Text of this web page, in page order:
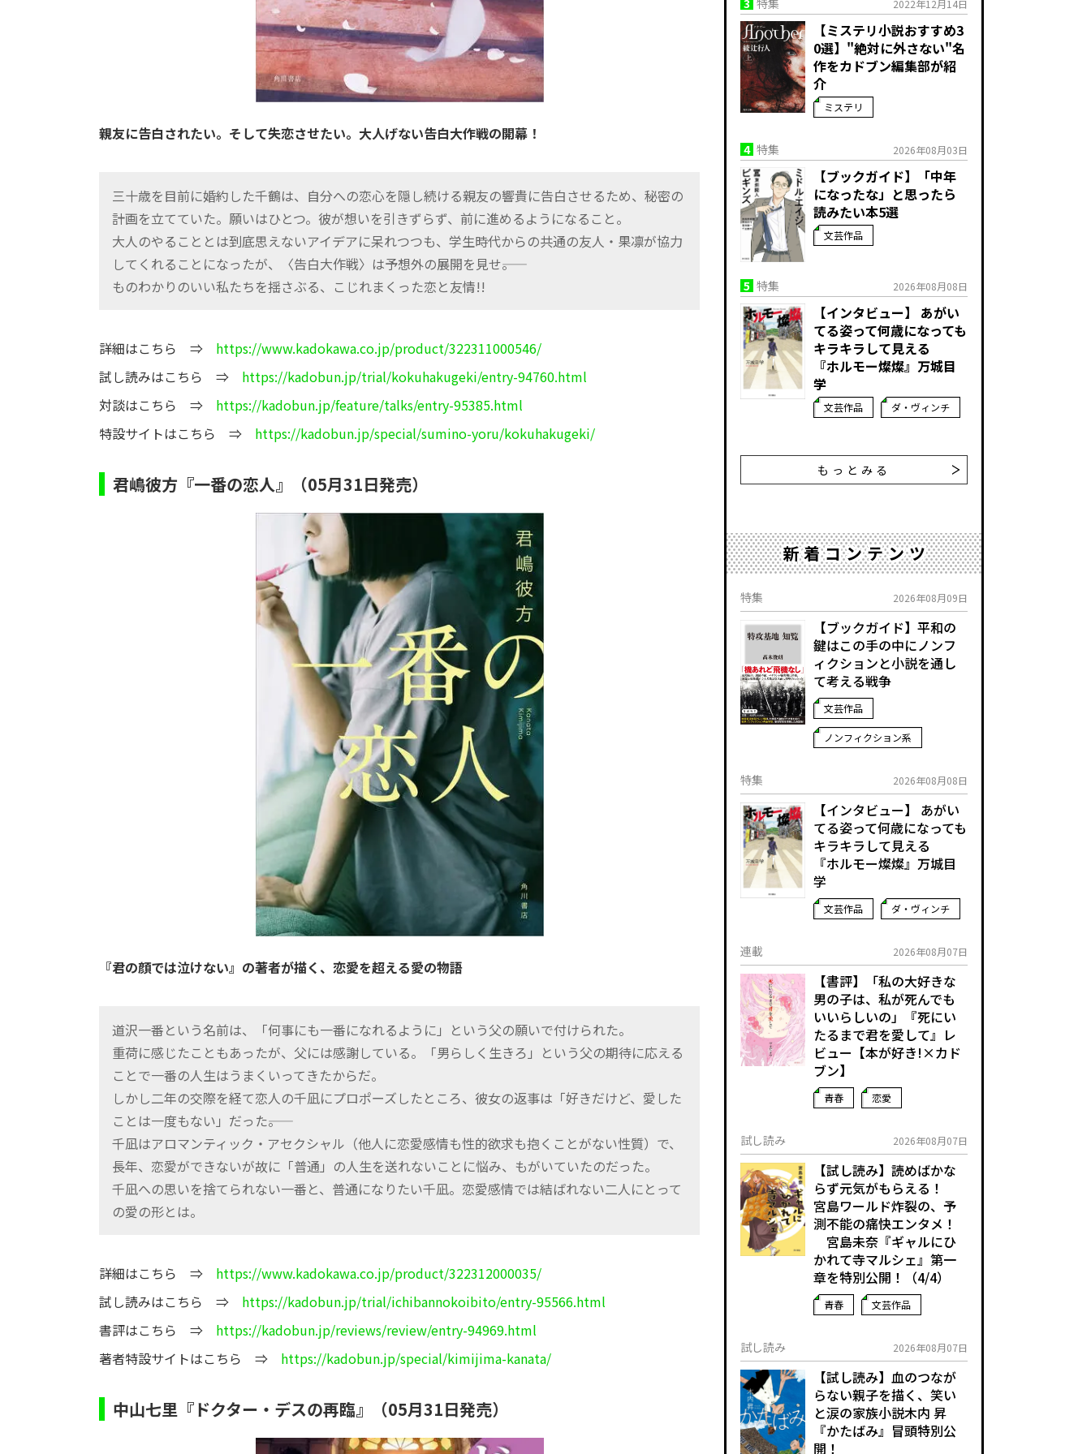
親友に告白されたい。そして失恋させたい。大人げない告白大作戦の開幕！
三十歳を目前に婚約した千鶴は、自分への恋心を隠し続ける親友の響貴に告白させるため、秘密の
計画を立てていた。願いはひとつ。彼が想いを引きずらず、前に進めるようになること。
大人のやることとは到底思えないアイデアに呆れつつも、学生時代からの共通の友人・果凛が協力
してくれることになったが、〈告白大作戦〉は予想外の展開を見せ――。
ものわかりのいい私たちを揺さぶる、こじれまくった恋と友情!!
詳細はこちら ⇒ https://www.kadokawa.co.jp/product/322311000546/
試し読みはこちら ⇒ https://kadobun.jp/trial/kokuhakugeki/entry-94760.html
対談はこちら ⇒ https://kadobun.jp/feature/talks/entry-95385.html
特設サイトはこちら ⇒ https://kadobun.jp/special/sumino-yoru/kokuhakugeki/
君嶋彼方『一番の恋人』（05月31日発売）
『君の顔では泣けない』の著者が描く、恋愛を超える愛の物語
道沢一番という名前は、「何事にも一番になれるように」という父の願いで付けられた。
重荷に感じたこともあったが、父には感謝している。「男らしく生きろ」という父の期待に応える
ことで一番の人生はうまくいってきたからだ。
しかし二年の交際を経て恋人の千凪にプロポーズしたところ、彼女の返事は「好きだけど、愛した
ことは一度もない」だった――。
千凪はアロマンティック・アセクシャル（他人に恋愛感情も性的欲求も抱くことがない性質）で、
長年、恋愛ができないが故に「普通」の人生を送れないことに悩み、もがいていたのだった。
千凪への思いを捨てられない一番と、普通になりたい千凪。恋愛感情では結ばれない二人にとって
の愛の形とは。
詳細はこちら ⇒ https://www.kadokawa.co.jp/product/322312000035/
試し読みはこちら ⇒ https://kadobun.jp/trial/ichibannokoibito/entry-95566.html
書評はこちら ⇒ https://kadobun.jp/reviews/review/entry-94969.html
著者特設サイトはこちら ⇒ https://kadobun.jp/special/kimijima-kanata/
中山七里『ドクター・デスの再臨』（05月31日発売）
3 特集 2022年12月14日
【ミステリ小説おすすめ3
0選】"絶対に外さない"名
作をカドブン編集部が紹
介
ミステリ
4 特集 2026年08月03日
【ブックガイド】「中年
になったな」と思ったら
読みたい本5選
文芸作品
5 特集 2026年08月08日
【インタビュー】 あがい
てる姿って何歳になっても
キラキラして見える
『ホルモー燦燦』万城目
学
文芸作品 ダ・ヴィンチ
もっとみる
新着コンテンツ
特集 2026年08月09日
【ブックガイド】平和の
鍵はこの手の中に――ノンフ
ィクションと小説を通し
て考える戦争
文芸作品
ノンフィクション系
特集 2026年08月08日
【インタビュー】 あがい
てる姿って何歳になっても
キラキラして見える
『ホルモー燦燦』万城目
学
文芸作品 ダ・ヴィンチ
連載 2026年08月07日
【書評】「私の大好きな
男の子は、私が死んでも
いいらしいの」――『死にい
たるまで君を愛して』レ
ビュー【本が好き!×カド
ブン】
青春 恋愛
試し読み 2026年08月07日
【試し読み】読めばかな
らず元気がもらえる！
宮島ワールド炸裂の、予
測不能の痛快エンタメ！
宮島未奈『ギャルにひ
かれて寺マルシェ』第一
章を特別公開！（4/4）
青春 文芸作品
試し読み 2026年08月07日
【試し読み】血のつなが
らない親子を描く、笑い
と涙の家族小説――木内 昇
『かたばみ』冒頭特別公
開！